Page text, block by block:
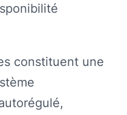
constituent une